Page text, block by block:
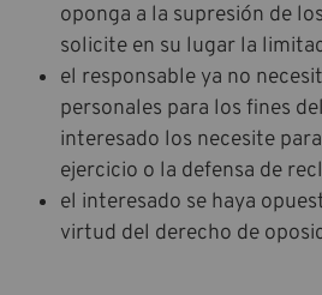
oponga a la supresión de
solicite en su lugar la
el responsable ya no
personales para los fines
interesado los necesite
ejercicio o la defensa de
el interesado se haya
virtud del derecho de